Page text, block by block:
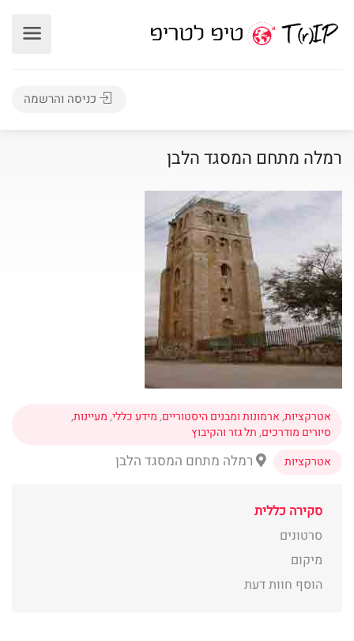
כניסה והרשמה
רמלה מתחם המסגד הלבן
אטרקציות,ארמונות ומבנים היסטוריים,מידע כללי,מעיינות,
סיורים מודרכים,תל גזר והקיבוץ
אטרקציות
רמלה מתחם המסגד הלבן
סקירה כללית
סרטונים
מיקום
הוסף חוות דעת